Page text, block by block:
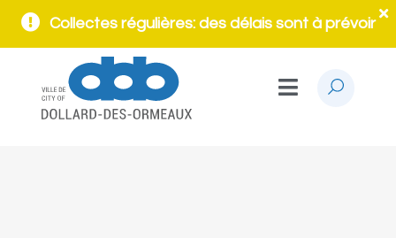
Collectes régulières: des délais sont à prévoir